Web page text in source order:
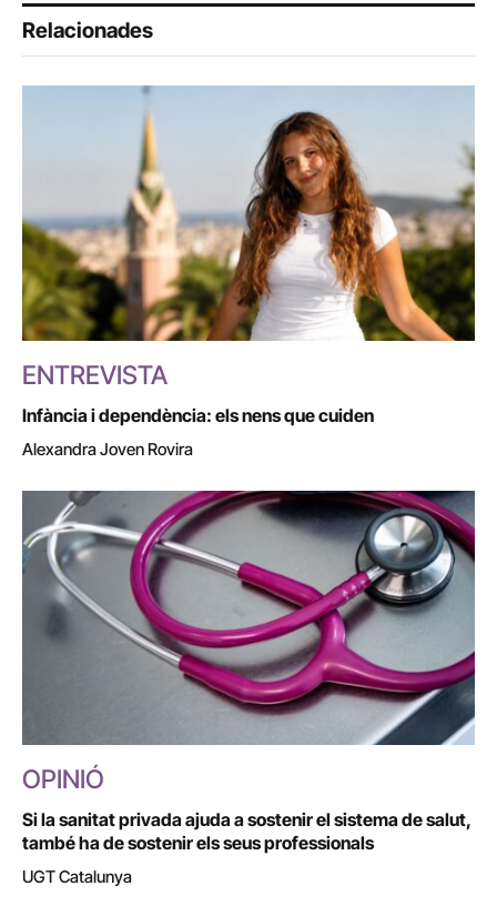
Relacionades
ENTREVISTA
Infància i dependència: els nens que cuiden
Alexandra Joven Rovira
OPINIÓ
Si la sanitat privada ajuda a sostenir el sistema de salut,
també ha de sostenir els seus professionals
UGT Catalunya